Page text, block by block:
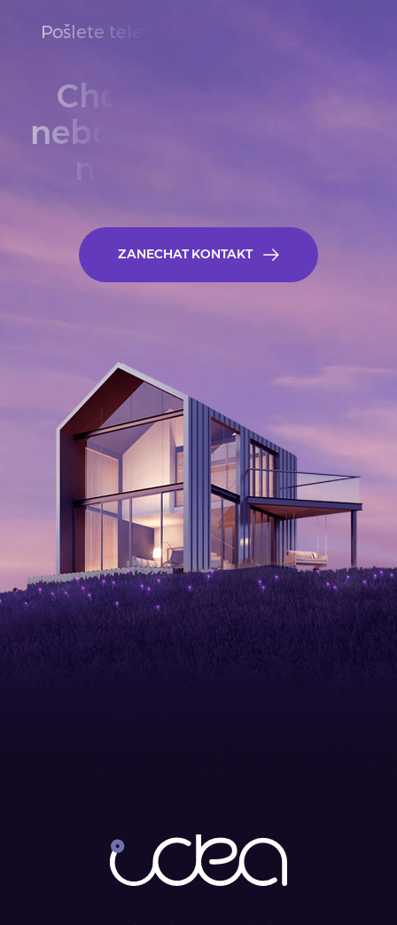
Pošlete telefon nebo email. Ozveme
Chcete prodat
nebo pronajmout
nemovitost?
ZANECHAT KONTAKT ZANECHAT